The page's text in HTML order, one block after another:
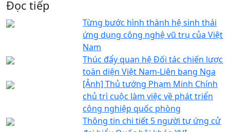
Đọc tiếp
Từng bước hình thành hệ sinh thái
ứng dụng công nghệ vũ trụ của Việt
Nam
Thúc đẩy quan hệ Đối tác chiến lược
toàn diện Việt Nam-Liên bang Nga
[Ảnh] Thủ tướng Phạm Minh Chính
chủ trì cuộc làm việc về phát triển
công nghiệp quốc phòng
Thông tin chi tiết 5 người tự ứng cử